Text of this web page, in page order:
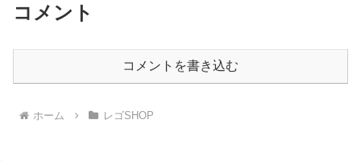
コメント
コメントを書き込む
ホーム レゴSHOP